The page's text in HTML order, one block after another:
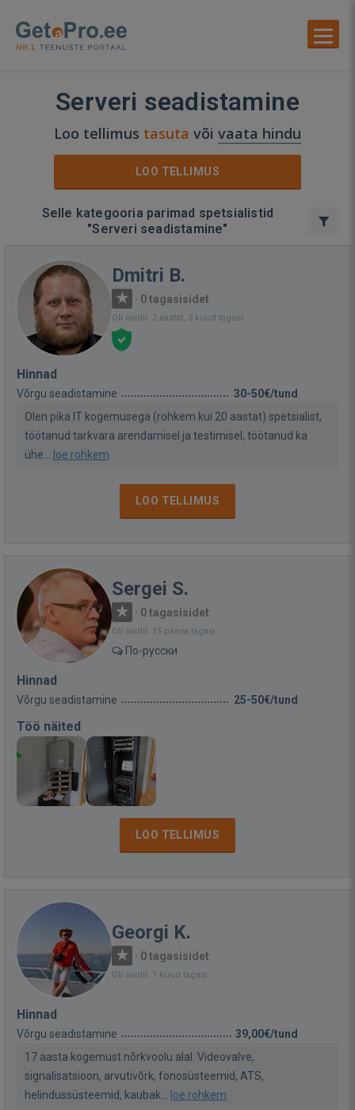
Serveri seadistamine
Loo tellimus tasuta või vaata hindu
LOO TELLIMUS
Selle kategooria parimad spetsialistid
"Serveri seadistamine"
Dmitri B.
· 0 tagasisidet
Oli saidil: 2 aastat, 3 kuud tagasi
Hinnad
Võrgu seadistamine
30-50€/tund
Olen pika IT kogemusega (rohkem kui 20 aastat) spetsialist,
töötanud tarkvara arendamisel ja testimisel, töötanud ka
ühe...
loe rohkem
LOO TELLIMUS
Sergei S.
· 0 tagasisidet
Oli saidil: 15 päeva tagasi
По-русски
Hinnad
Võrgu seadistamine 25-50€/tund
Töö näited
LOO TELLIMUS
Georgi K.
· 0 tagasisidet
Oli saidil: 1 kuud tagasi
Hinnad
Võrgu seadistamine
39,00€/tund
17 aasta kogemust nõrkvoolu alal. Videovalve,
signalisatsioon, arvutivõrk, fonosüsteemid, ATS,
helindussüsteemid, kaubak...
loe rohkem